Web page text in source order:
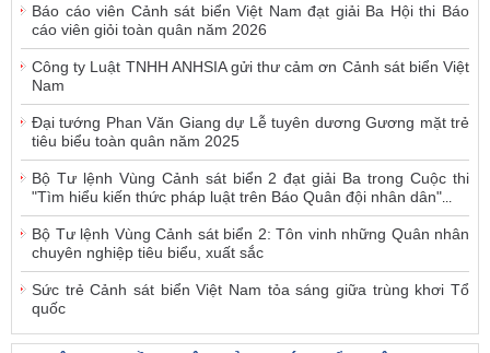
Báo cáo viên Cảnh sát biển Việt Nam đạt giải Ba Hội thi Báo
cáo viên giỏi toàn quân năm 2026
Công ty Luật TNHH ANHSIA gửi thư cảm ơn Cảnh sát biển Việt
Nam
Đại tướng Phan Văn Giang dự Lễ tuyên dương Gương mặt trẻ
tiêu biểu toàn quân năm 2025
Bộ Tư lệnh Vùng Cảnh sát biển 2 đạt giải Ba trong Cuộc thi
"Tìm hiểu kiến thức pháp luật trên Báo Quân đội nhân dân"...
Bộ Tư lệnh Vùng Cảnh sát biển 2: Tôn vinh những Quân nhân
chuyên nghiệp tiêu biểu, xuất sắc
Sức trẻ Cảnh sát biển Việt Nam tỏa sáng giữa trùng khơi Tổ
quốc